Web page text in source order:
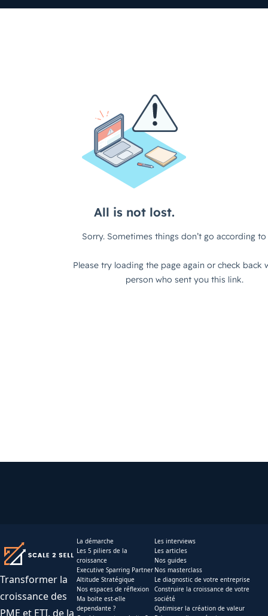
Transformer la
croissance des
PME et ETI, de la
La démarche
Les 5 piliers de la
croissance
Executive Sparring Partner
Altitude Stratégique
Nos espaces de réflexion
Ma boite est-elle
dependante ?
Les interviews
Les articles
Nos guides
Nos masterclass
Le diagnostic de votre entreprise
Construire la croissance de votre
société
Optimiser la création de valeur